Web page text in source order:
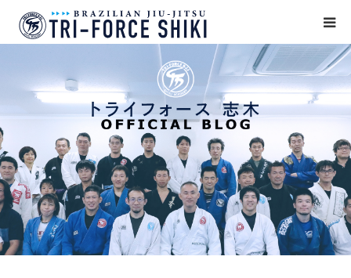
タイムテーブル
BLOG
アクセス